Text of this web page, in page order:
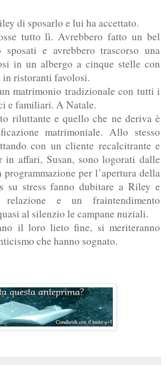
di sposarlo e lui ha accettato.
tutto lì. Avrebbero fatto un bel
sposati e avrebbero trascorso una
in un albergo a cinque stelle con
ristoranti favolosi.
matrimonio tradizionale con tutti i
e familiari. A Natale.
riluttante e quello che ne deriva è
matrimoniale. Allo stesso
con un cliente recalcitrante e
in affari, Susan, sono logorati dalle
per l’apertura della
su stress fanno dubitare a Riley e
e un fraintendimento
al silenzio le campane nuziali.
il loro lieto fine, si meriteranno
che hanno sognato.